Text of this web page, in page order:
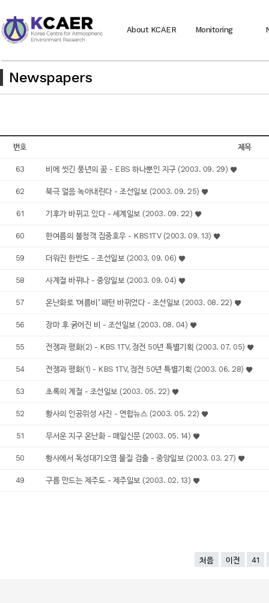
About KCAER Monitoring
Newspapers
번호 제목
63 비에 씻긴 풍년의 꿈 - EBS 하나뿐인 지구 (2003. 09. 29)
62 북극 얼음 녹아내린다 - 조선일보 (2003. 09. 25)
61 기후가 바뀌고 있다 - 세계일보 (2003. 09. 22)
60 한여름의 불청객 집중호우 - KBS1TV (2003. 09. 13)
59 더워진 한반도 - 조선일보 (2003. 09. 06)
58 사계절 바뀌나 - 중앙일보 (2003. 09. 04)
57 온난화로 ‘여름비’ 패턴 바뀌었다 - 조선일보 (2003. 08. 22)
56 장마 후 굵어진 비 - 조선일보 (2003. 08. 04)
55 전쟁과 평화(2) - KBS 1TV, 정전 50년 특별기획 (2003. 07. 05)
54 전쟁과 평화(1) - KBS 1TV, 정전 50년 특별기획 (2003. 06. 28)
53 초록의 계절 - 조선일보 (2003. 05. 22)
52 황사의 인공위성 사진 - 연합뉴스 (2003. 05. 22)
51 무서운 지구 온난화 - 매일신문 (2003. 05. 14)
50 황사에서 독성대기오염 물질 검출 - 중앙일보 (2003. 03. 27)
49 구름 만드는 제주도 - 제주일보 (2003. 02. 13)
처음 이전 41